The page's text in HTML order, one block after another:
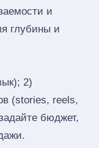
и
глубины и
2)
(stories, reels,
бюджет,